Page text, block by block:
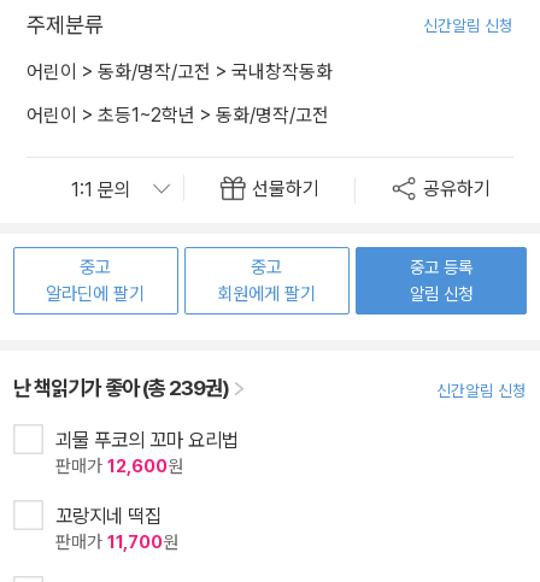
주제분류 신간알림 신청
어린이 > 동화/명작/고전 > 국내창작동화
어린이 > 초등1~2학년 > 동화/명작/고전
선물하기 공유하기
중고
알라딘에 팔기
중고
회원에게 팔기
중고 등록
알림 신청
난 책읽기가 좋아 (총 239권) 신간알림 신청
괴물 푸코의 꼬마 요리법
판매가 12,600원
꼬랑지네 떡집
판매가 11,700원